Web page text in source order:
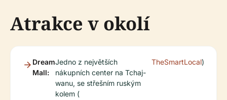
Atrakce v okolí
Dream
Mall:
Jedno z největších
nákupních center na Tchaj-
wanu, se střešním ruským
kolem (
TheSmartLocal)